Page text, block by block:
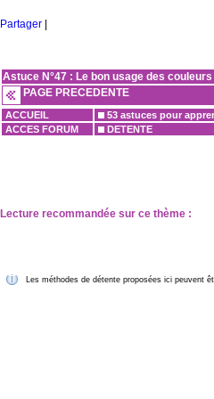
Partager
Astuce N°47 : Le bon usage des couleurs
PAGE PRECEDENTE
ACCUEIL
53 astuces pour
ACCES FORUM
DETENTE
Lecture recommandée sur ce thème :
Les méthodes de détente proposées ici peuvent